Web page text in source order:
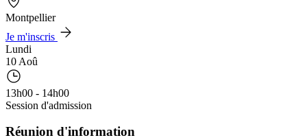
Montpellier
Je m'inscris
Lundi
10 Aoû
13h00 - 14h00
Session d'admission
Réunion d'information